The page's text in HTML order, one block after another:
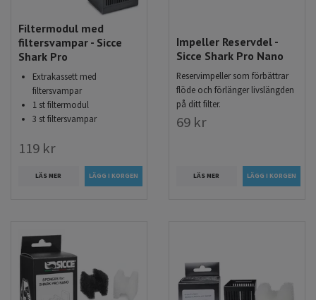
Filtermodul med
filtersvampar - Sicce
Shark Pro
Extrakassett med
filtersvampar
1 st filtermodul
3 st filtersvampar
119 kr
LÄS MER
Impeller Reservdel -
Sicce Shark Pro Nano
Reservimpeller som förbättrar
flöde och förlänger livslängden
på ditt filter.
69 kr
LÄS MER